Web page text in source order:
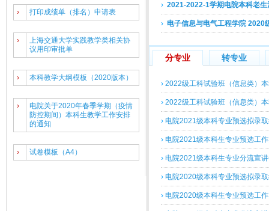
› 打印成绩单（排名）申请表
›
上海交通大学实践教学类相关协
议用印审批单
› 本科教学大纲模板（2020版本）
›
电院关于2020年春季学期（疫情
防控期间）本科生教学工作安排
的通知
› 试卷模板（A4）
› 2021-2022-1学期电院本科老生
› 电子信息与电气工程学院 2020
分专业 转专业
› 2022级工科试验班（信息类）
› 2022级工科试验班（信息类）
› 电院2021级本科专业预选拟录
› 电院2021级本科生专业预选工
› 电院2021级本科生专业分流宣
› 电院2020级本科专业预选拟录
› 电院2020级本科生专业预选工